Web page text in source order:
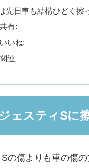
先日車も結構ひどく
共有:
いいね:
関連
ェスティSに
の傷よりも車の傷